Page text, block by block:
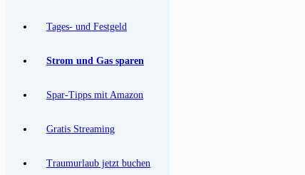
Tages- und Festgeld
Strom und Gas sparen
Spar-Tipps mit Amazon
Gratis Streaming
Traumurlaub jetzt buchen